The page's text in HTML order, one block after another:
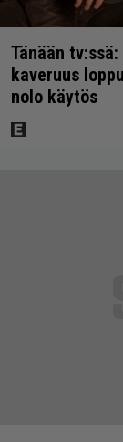
Tänään
kaveruus
nolo käytös